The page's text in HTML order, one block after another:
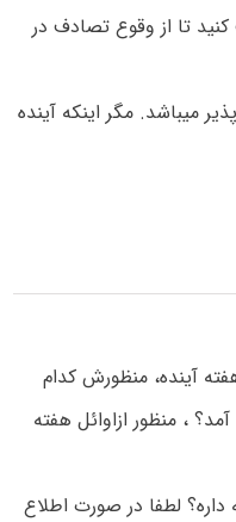
تصادف کنید تا از وقوع تصادف در
میباشد. مگر اینکه آینده
آینده، منظورش کدام
، منظور ازاوائل هفته
داره؟ لطفا در صورت اطلاع